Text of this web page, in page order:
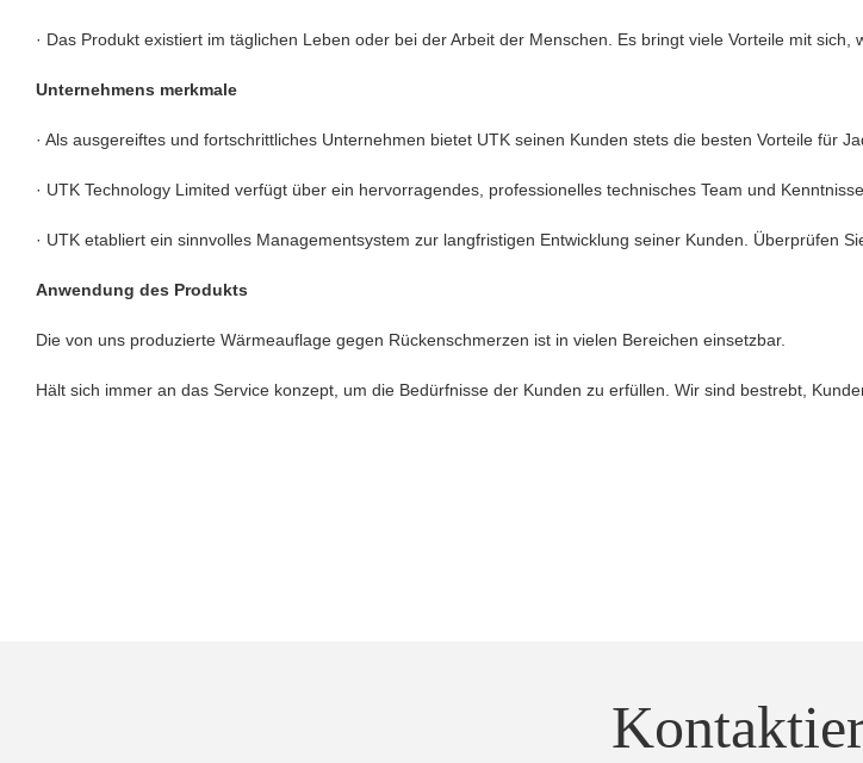
· Das Produkt existiert im täglichen Leben oder bei der Arbeit der Menschen. Es bringt viele Vorteile mit
Unternehmens merkmale
· Als ausgereiftes und fortschrittliches Unternehmen bietet UTK seinen Kunden stets die besten Vorteile für
· UTK Technology Limited verfügt über ein hervorragendes, professionelles technisches Team und
· UTK etabliert ein sinnvolles Managementsystem zur langfristigen Entwicklung seiner Kunden. Überprüfen
Anwendung des Produkts
Die von uns produzierte Wärmeauflage gegen Rückenschmerzen ist in vielen Bereichen einsetzbar.
Hält sich immer an das Service konzept, um die Bedürfnisse der Kunden zu erfüllen. Wir sind bestrebt,